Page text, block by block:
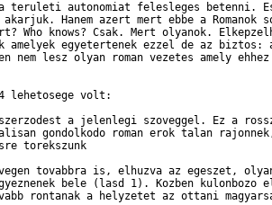
a teruleti autonomiat felesleges betenni.
Hanem azert mert ebbe a Romanok
Who knows? Csak. Mert olyanok.
amelyek egyetertenek ezzel de az biztos:
nem lesz olyan roman vezetes amely
lehetosege volt:
a jelenlegi szoveggel. Ez a rossz
gondolkodo roman erok talan
torekszunk
tovabbra is, elhuzva az egeszet,
bele (lasd 1). Kozben kulonbozo
rontanak a helyzetet az ottani